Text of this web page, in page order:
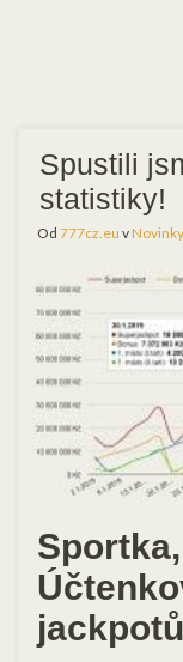
Spustili
statistiky!
Od 777cz.eu v